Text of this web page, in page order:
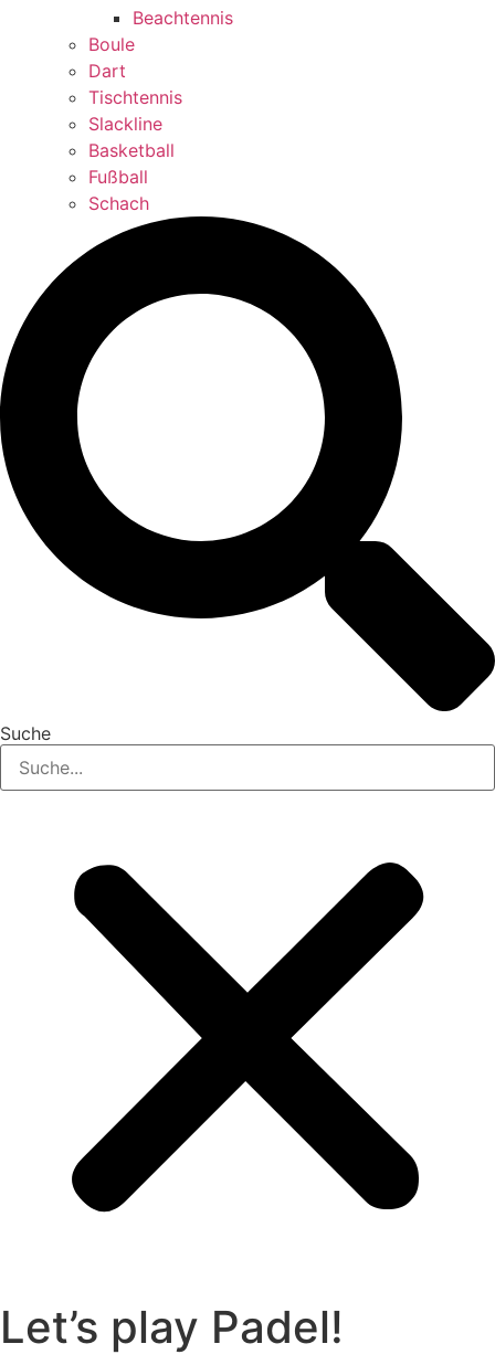
Beachtennis
Boule
Dart
Tischtennis
Slackline
Basketball
Fußball
Schach
Suche
Let’s play Padel!